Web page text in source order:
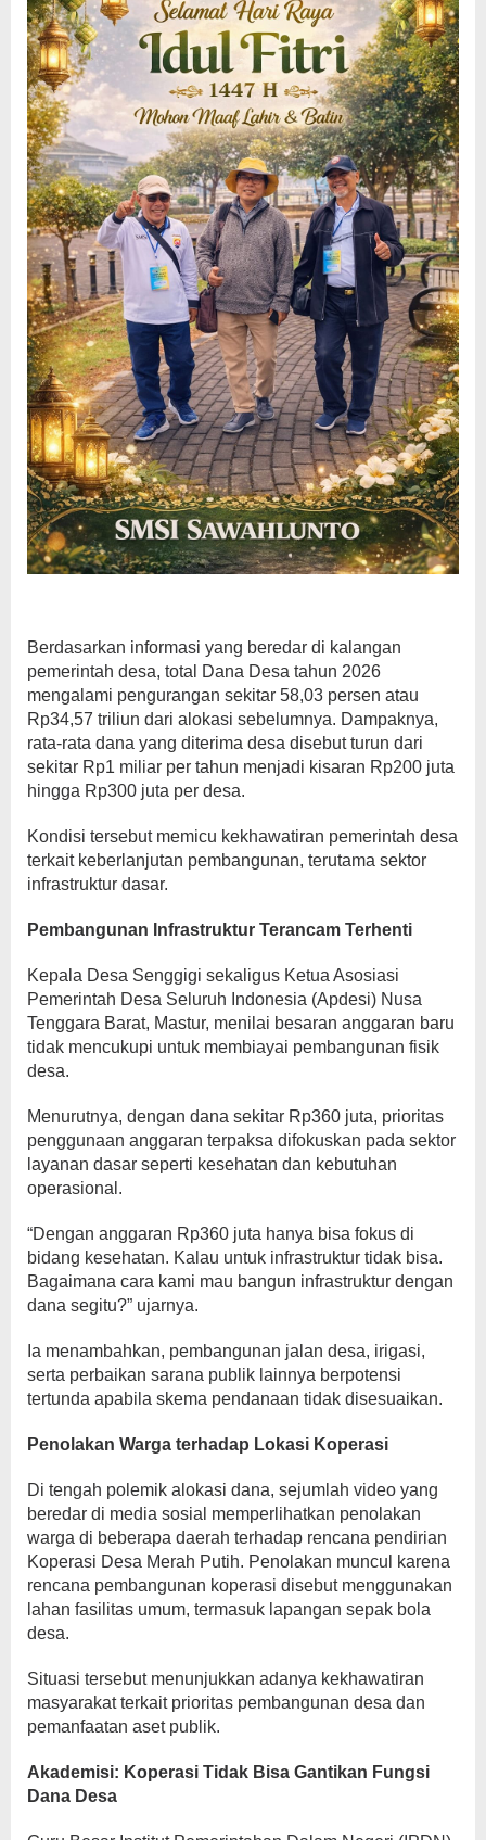
Berdasarkan informasi yang beredar di kalangan
pemerintah desa, total Dana Desa tahun 2026
mengalami pengurangan sekitar 58,03 persen atau
Rp34,57 triliun dari alokasi sebelumnya. Dampaknya,
rata-rata dana yang diterima desa disebut turun dari
sekitar Rp1 miliar per tahun menjadi kisaran Rp200 juta
hingga Rp300 juta per desa.
Kondisi tersebut memicu kekhawatiran pemerintah desa
terkait keberlanjutan pembangunan, terutama sektor
infrastruktur dasar.
Pembangunan Infrastruktur Terancam Terhenti
Kepala Desa Senggigi sekaligus Ketua Asosiasi
Pemerintah Desa Seluruh Indonesia (Apdesi) Nusa
Tenggara Barat, Mastur, menilai besaran anggaran baru
tidak mencukupi untuk membiayai pembangunan fisik
desa.
Menurutnya, dengan dana sekitar Rp360 juta, prioritas
penggunaan anggaran terpaksa difokuskan pada sektor
layanan dasar seperti kesehatan dan kebutuhan
operasional.
“Dengan anggaran Rp360 juta hanya bisa fokus di
bidang kesehatan. Kalau untuk infrastruktur tidak bisa.
Bagaimana cara kami mau bangun infrastruktur dengan
dana segitu?” ujarnya.
Ia menambahkan, pembangunan jalan desa, irigasi,
serta perbaikan sarana publik lainnya berpotensi
tertunda apabila skema pendanaan tidak disesuaikan.
Penolakan Warga terhadap Lokasi Koperasi
Di tengah polemik alokasi dana, sejumlah video yang
beredar di media sosial memperlihatkan penolakan
warga di beberapa daerah terhadap rencana pendirian
Koperasi Desa Merah Putih. Penolakan muncul karena
rencana pembangunan koperasi disebut menggunakan
lahan fasilitas umum, termasuk lapangan sepak bola
desa.
Situasi tersebut menunjukkan adanya kekhawatiran
masyarakat terkait prioritas pembangunan desa dan
pemanfaatan aset publik.
Akademisi: Koperasi Tidak Bisa Gantikan Fungsi
Dana Desa